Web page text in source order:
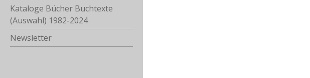
Kataloge Bücher Buchtexte
(Auswahl) 1982-2024
Newsletter